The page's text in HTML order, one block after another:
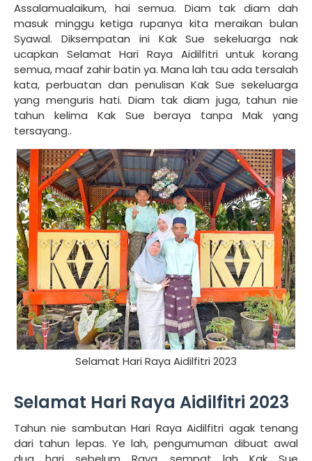
Assalamualaikum, hai semua. Diam tak diam dah
masuk minggu ketiga rupanya kita meraikan bulan
Syawal. Diksempatan ini Kak Sue sekeluarga nak
ucapkan Selamat Hari Raya Aidilfitri untuk korang
semua, maaf zahir batin ya. Mana lah tau ada tersalah
kata, perbuatan dan penulisan Kak Sue sekeluarga
yang menguris hati. Diam tak diam juga, tahun nie
tahun kelima Kak Sue beraya tanpa Mak yang
tersayang..
Selamat Hari Raya Aidilfitri 2023
Selamat Hari Raya Aidilfitri 2023
Tahun nie sambutan Hari Raya Aidilfitri agak tenang
dari tahun lepas. Ye lah, pengumuman dibuat awal